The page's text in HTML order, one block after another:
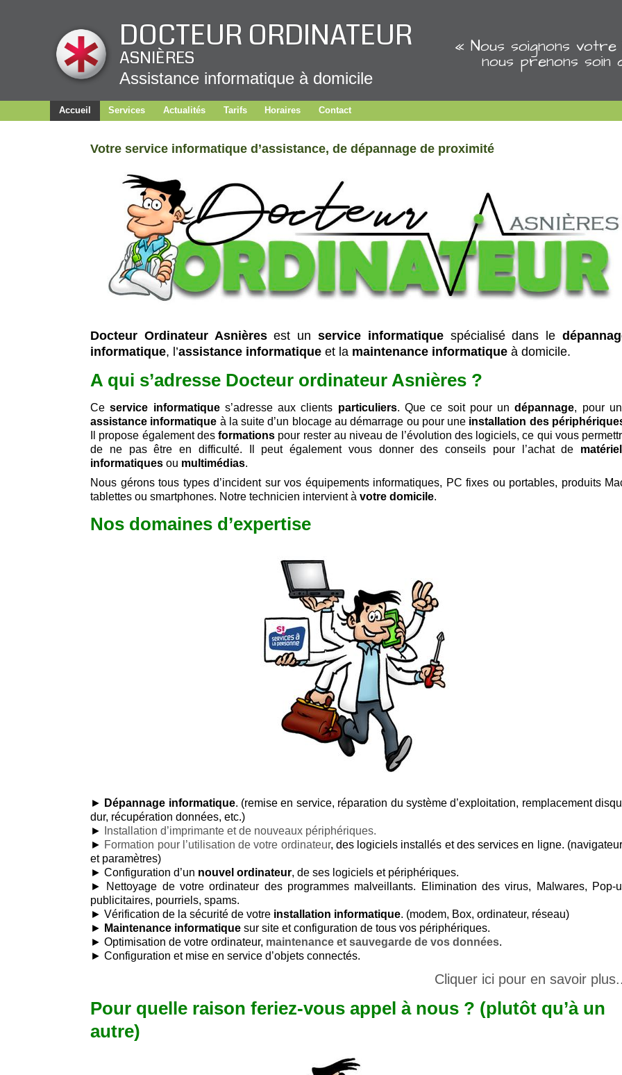
DOCTEUR ORDINATEUR
ASNIÈRES
Assistance informatique à domicile
« Nous soignons
nous prenons soin
Accueil Services Actualités Tarifs Horaires Contact
Votre service informatique d’assistance, de dépannage de proximité
Docteur Ordinateur Asnièresest unservice informatiquespécialisé dans le
informatique, l’assistance informatique et la maintenance informatique à domicile.
A qui s’adresse Docteur ordinateur Asnières ?
Ceservice informatiques’adresse aux clients particuliers. Que ce soit pour undépannage, pour
assistance informatique à la suite d’un blocage au démarrage ou pour une installation des
Il propose également des formations pour rester au niveau de l’évolution des logiciels, ce qui vous
de ne pas être en difficulté. Il peut également vous donner des conseils pour l’achat de
informatiques ou multimédias.
Nous gérons tous types d’incident sur vos équipements informatiques, PC fixes ou portables, produits
tablettes ou smartphones. Notre technicien intervient à votre domicile.
Nos domaines d’expertise
► Dépannage informatique. (remise en service, réparation du système d’exploitation, remplacement
dur, récupération données, etc.)
►
Installation d’imprimante et de nouveaux périphériques.
► Formation pour l’utilisation de votre ordinateur, des logiciels installés et des services en ligne.
et paramètres)
► Configuration d’un nouvel ordinateur, de ses logiciels et périphériques.
► Nettoyage de votre ordinateur des programmes malveillants. Elimination des virus, Malwares, Pop-
publicitaires, pourriels, spams.
► Vérification de la sécurité de votre installation informatique. (modem, Box, ordinateur, réseau)
► Maintenance informatique sur site et configuration de tous vos périphériques.
► Optimisation de votre ordinateur, maintenance et sauvegarde de vos données.
► Configuration et mise en service d’objets connectés.
Cliquer ici pour en savoir
Pour quelle raison feriez-vous appel à nous ? (plutôt qu’à un
autre)